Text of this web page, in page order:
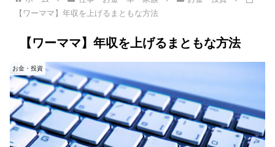
【ワーママ】年収を上げるまともな方法
【ワーママ】年収を上げるまともな方法
お金・投資